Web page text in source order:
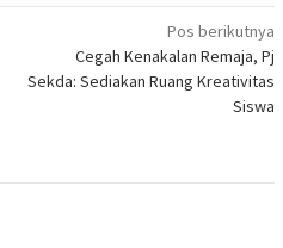
Pos berikutnya
Cegah Kenakalan Remaja, Pj
Sekda: Sediakan Ruang Kreativitas
Siswa